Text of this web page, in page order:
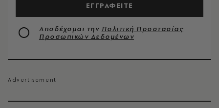
ΕΓΓΡΑΦΕΙΤΕ
Αποδέχομαι την Πολιτική Προστασίας
Προσωπικών Δεδομένων